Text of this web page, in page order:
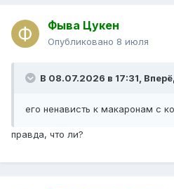
Фыва Цукен
Опубликовано 8 июля
В 08.07.2026 в 17:31,
его ненависть к макаронам с
правда, что ли?